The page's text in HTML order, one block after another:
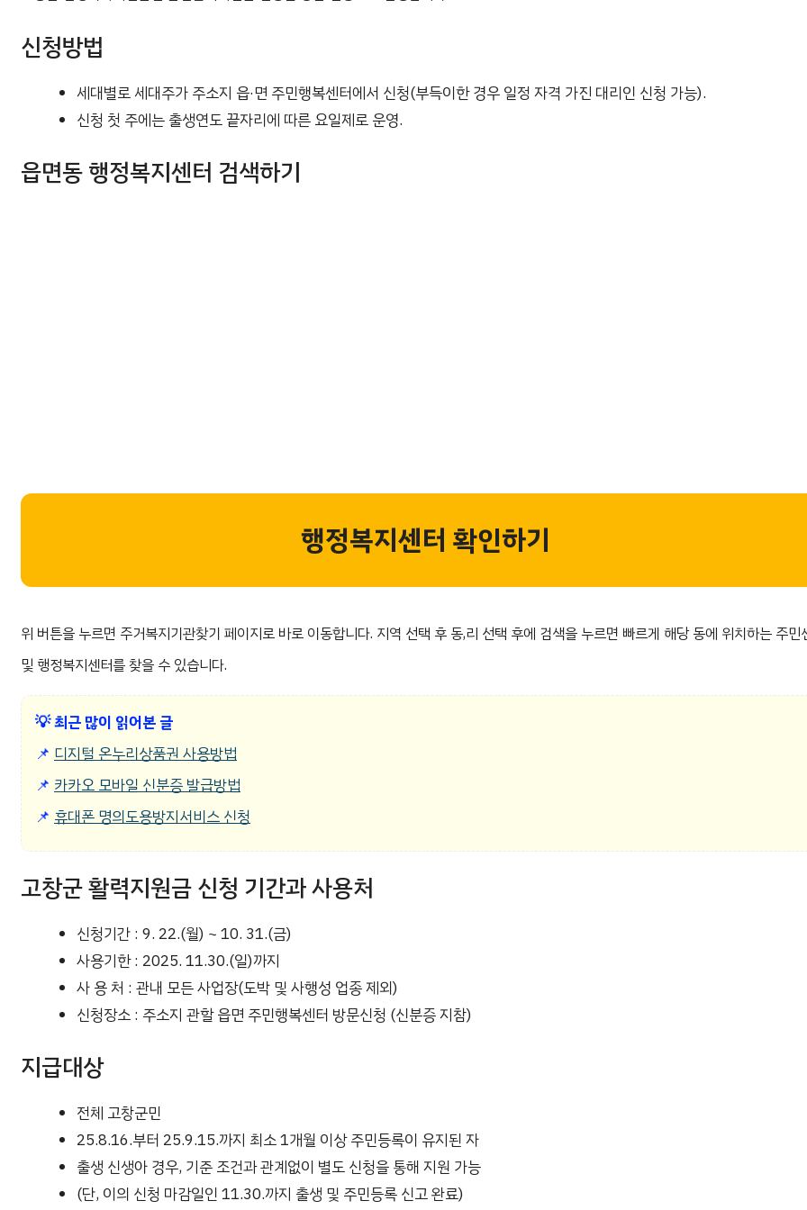
신청방법
세대별로 세대주가 주소지 읍·면 주민행복센터에서 신청(부득이한 경우 일정 자격 가진 대리인 신청 가능).
신청 첫 주에는 출생연도 끝자리에 따른 요일제로 운영.
읍면동 행정복지센터 검색하기
행정복지센터 확인하기
위 버튼을 누르면 주거복지기관찾기 페이지로 바로 이동합니다. 지역 선택 후 동,리 선택 후에 검색을 누르면 빠르게 해당 동에 위치하는 주민
및 행정복지센터를 찾을 수 있습니다.
💡최근 많이 읽어본 글
📌 디지털 온누리상품권 사용방법
📌 카카오 모바일 신분증 발급방법
📌 휴대폰 명의도용방지서비스 신청
고창군 활력지원금 신청 기간과 사용처
신청기간 : 9. 22.(월) ~ 10. 31.(금)
사용기한 : 2025. 11.30.(일)까지
사 용 처 : 관내 모든 사업장(도박 및 사행성 업종 제외)
신청장소 : 주소지 관할 읍면 주민행복센터 방문신청 (신분증 지참)
지급대상
전체 고창군민
25.8.16.부터 25.9.15.까지 최소 1개월 이상 주민등록이 유지된 자
출생 신생아 경우, 기준 조건과 관계없이 별도 신청을 통해 지원 가능
(단, 이의 신청 마감일인 11.30.까지 출생 및 주민등록 신고 완료)